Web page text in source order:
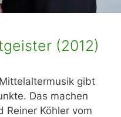
(2012)
gibt
Das machen
Reiner Köhler vom